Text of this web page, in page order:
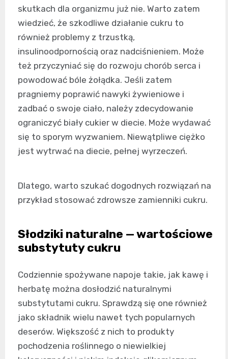
skutkach dla organizmu już nie. Warto zatem
wiedzieć, że szkodliwe działanie cukru to
również problemy z trzustką,
insulinoodpornością oraz nadciśnieniem. Może
też przyczyniać się do rozwoju chorób serca i
powodować bóle żołądka. Jeśli zatem
pragniemy poprawić nawyki żywieniowe i
zadbać o swoje ciało, należy zdecydowanie
ograniczyć biały cukier w diecie. Może wydawać
się to sporym wyzwaniem. Niewątpliwe ciężko
jest wytrwać na diecie, pełnej wyrzeczeń.
Dlatego, warto szukać dogodnych rozwiązań na
przykład stosować zdrowsze zamienniki cukru.
Słodziki naturalne — wartościowe
substytuty cukru
Codziennie spożywane napoje takie, jak kawę i
herbatę można dosłodzić naturalnymi
substytutami cukru. Sprawdzą się one również
jako składnik wielu nawet tych popularnych
deserów. Większość z nich to produkty
pochodzenia roślinnego o niewielkiej